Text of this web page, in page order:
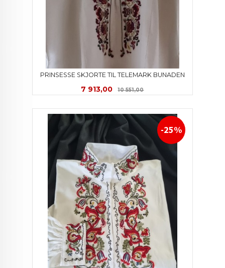
PRINSESSE SKJORTE TIL TELEMARK BUNADEN
Tilbud
7 913,00 10 551,00Rabatt
-25%